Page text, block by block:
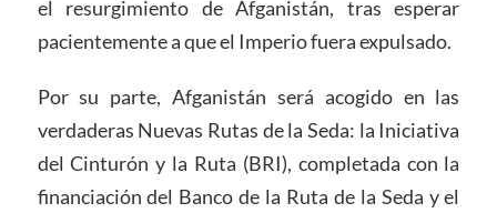
el resurgimiento de Afganistán, tras esperar
pacientemente a que el Imperio fuera expulsado.
Por su parte, Afganistán será acogido en las
verdaderas Nuevas Rutas de la Seda: la Iniciativa
del Cinturón y la Ruta (BRI), completada con la
financiación del Banco de la Ruta de la Seda y el